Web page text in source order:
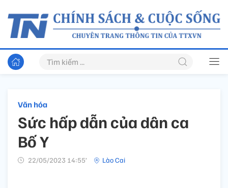
Văn hóa
Sức hấp dẫn của dân ca
Bố Y
22/05/2023 14:55’ Lào Cai